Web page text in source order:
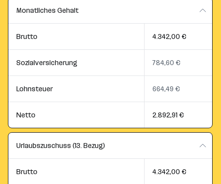
Monatliches Gehalt
Brutto 4.342,00 €
Sozialversicherung 784,60 €
Lohnsteuer 664,49 €
Netto 2.892,91 €
Urlaubszuschuss (13. Bezug)
Brutto 4.342,00 €